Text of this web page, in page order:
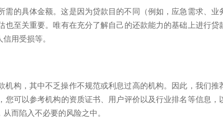
的具体金额。这是因为贷款目的不同（例如，应急需求、
至关重要。唯有在充分了解自己的还款能力的基础上进行贷
用受损等。
构，其中不乏操作不规范或利息过高的机构。因此，我们推
可以参考机构的资质证书、用户评价以及行业排名等信息，
而陷入不必要的风险之中。